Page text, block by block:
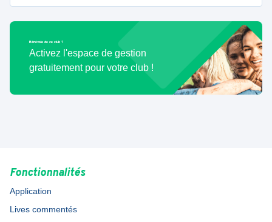
Bénévole de ce club ?
Activez l'espace de gestion
gratuitement pour votre club !
Fonctionnalités
Application
Lives commentés